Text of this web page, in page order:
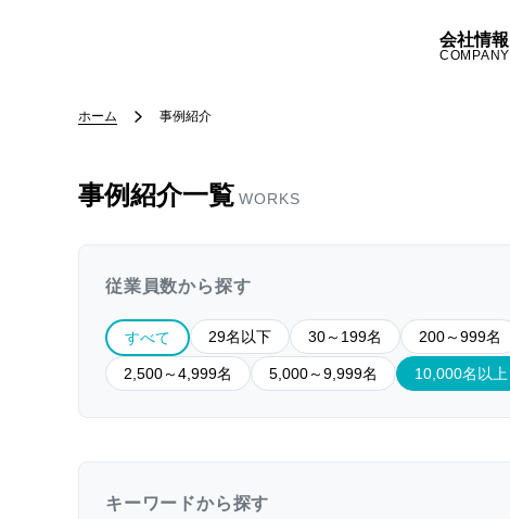
会社情報
COMPANY
ホーム 事例紹介
事例紹介一覧 WORKS
従業員数から探す
すべて 29名以下 30～199名 200～999名
2,500～4,999名 5,000～9,999名 10,000名以上
キーワードから探す